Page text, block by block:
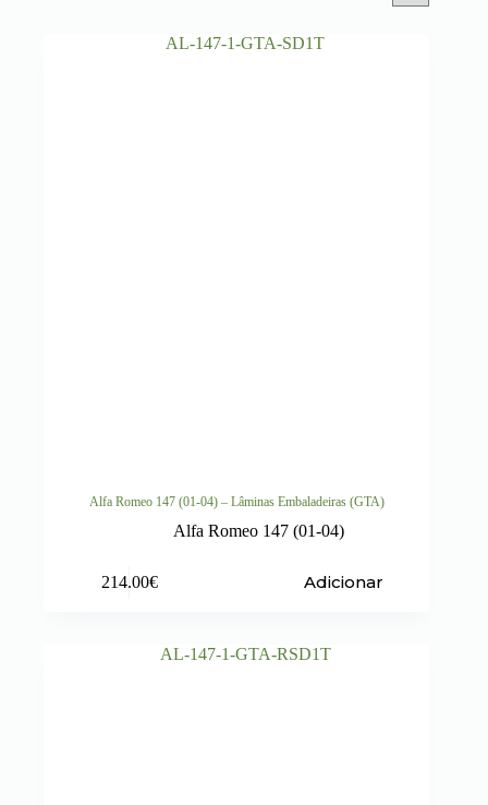
Alfa Romeo 147 (01-04) – Lâminas Embaladeiras (GTA)
Alfa Romeo 147 (01-04)
214.00€ Adicionar